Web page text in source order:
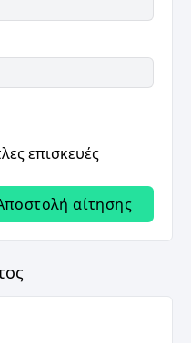
επισκευές
αίτησης